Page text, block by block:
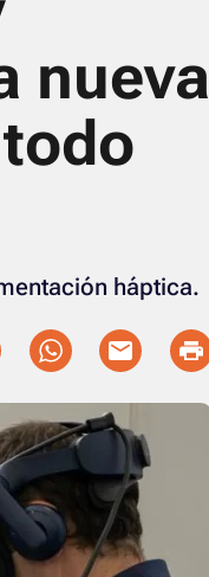
nueva
háptica.